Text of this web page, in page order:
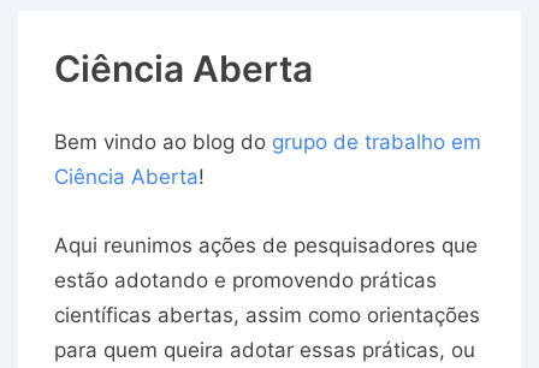
Ciência Aberta
Bem vindo ao blog do grupo de trabalho em
Ciência Aberta!
Aqui reunimos ações de pesquisadores que
estão adotando e promovendo práticas
científicas abertas, assim como orientações
para quem queira adotar essas práticas, ou